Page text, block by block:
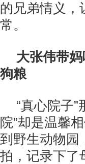
的兄弟情义，
常。
大张伟带
狗粮
“真心院子
院”却是温馨
到野生动物园
拍，记录下了